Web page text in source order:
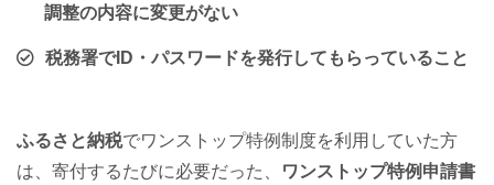
調整の内容に変更がない
税務署でID・パスワードを発行してもらっていること
ふるさと納税でワンストップ特例制度を利用していた方
は、寄付するたびに必要だった、
ワンストップ特例申請書